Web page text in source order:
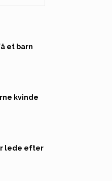
et barn
kvinde
lede efter